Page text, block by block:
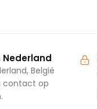
Nederland
België
contact op